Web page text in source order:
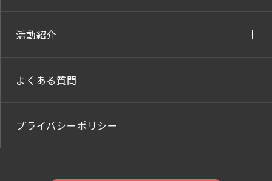
活動紹介
よくある質問
プライバシーポリシー